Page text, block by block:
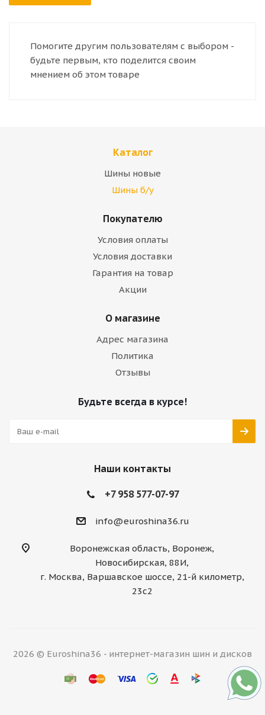
Помогите другим пользователям с выбором -
будьте первым, кто поделится своим
мнением об этом товаре
Каталог
Шины новые
Шины б/у
Покупателю
Условия оплаты
Условия доставки
Гарантия на товар
Акции
О магазине
Адрес магазина
Политика
Отзывы
Будьте всегда в курсе!
Наши контакты
+7 958 577-07-97
info@euroshina36.ru
Воронежская область, Воронеж,
Новосибирская, 88И,
г. Москва, Варшавское шоссе, 21-й километр,
23с2
2026 © Euroshina36 - интернет-магазин шин и дисков